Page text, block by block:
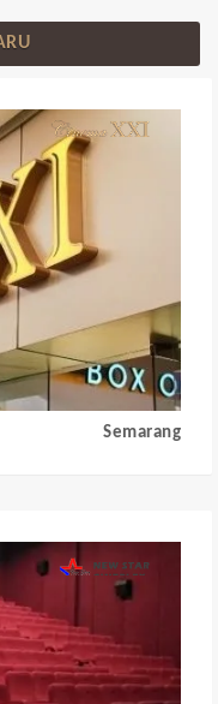
Semarang